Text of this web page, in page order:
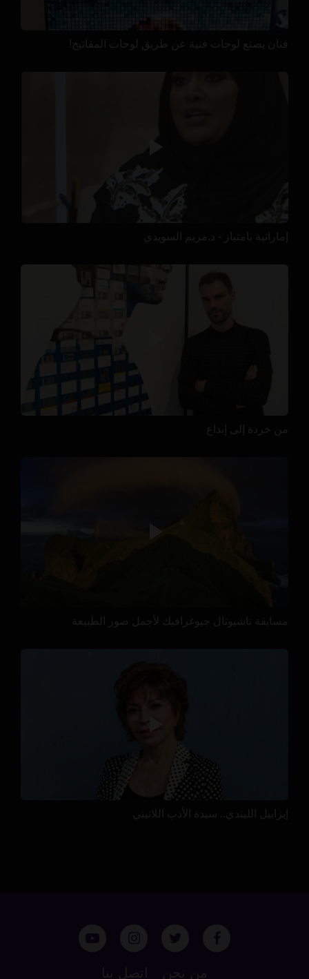
فنان يصنع لوحات فنية عن طريق لوحات المفاتيح!
إماراتية بامتياز - د.مريم السويدي
من خردة إلى إبداع
مسابقة ناشيونال جيوغرافيك لأجمل صور الطبيعة
إيزابيل الليندي.. سيدة الأدب اللاتيني